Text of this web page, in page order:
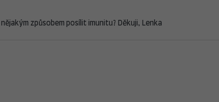
způsobem posílit imunitu? Děkuji, Lenka